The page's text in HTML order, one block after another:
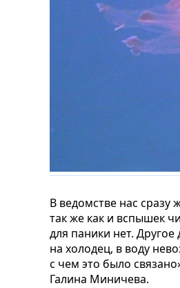
В ведомстве нас сразу
так же как и вспышек
для паники нет.
на холодец, в воду
с чем это было
Галина Миничева.